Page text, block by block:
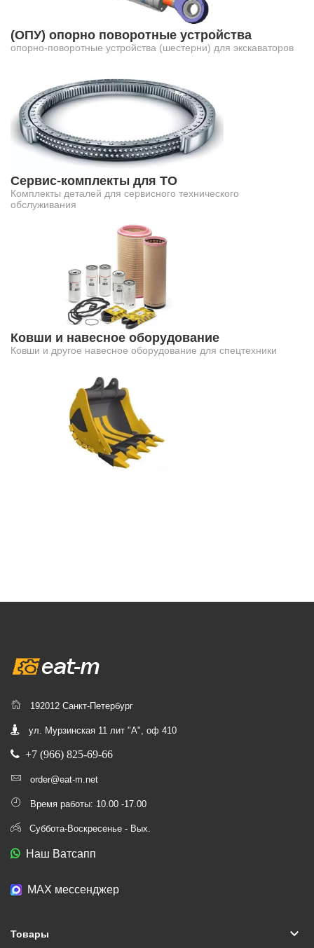
(ОПУ) опорно поворотные устройства
опорно-поворотные устройства (шестерни) для экскаваторов
Сервис-комплекты для ТО
Комплекты деталей для сервисного технического
обслуживания
Ковши и навесное оборудование
Ковши и другое навесное оборудование для спецтехники
192012 Санкт-Петербург
ул. Мурзинская 11 лит "А", оф 410
+7 (966) 825-69-66
order@eat-m.net
Время работы: 10.00 -17.00
Суббота-Воскресенье - Вых.
Наш Ватсапп
МАХ мессенджер
Товары keyboard_arrow_down